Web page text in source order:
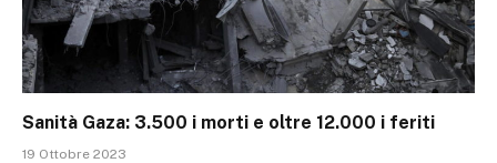
Sanità Gaza: 3.500 i morti e oltre 12.000 i feriti
19 Ottobre 2023